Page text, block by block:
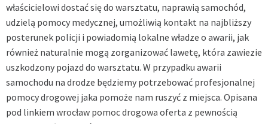
właścicielowi dostać się do warsztatu, naprawią samochód,
udzielą pomocy medycznej, umożliwią kontakt na najbliższy
posterunek policji i powiadomią lokalne władze o awarii, jak
również naturalnie mogą zorganizować lawetę, która zawiezie
uszkodzony pojazd do warsztatu. W przypadku awarii
samochodu na drodze będziemy potrzebować profesjonalnej
pomocy drogowej jaka pomoże nam ruszyć z miejsca. Opisana
pod linkiem wrocław pomoc drogowa oferta z pewnością